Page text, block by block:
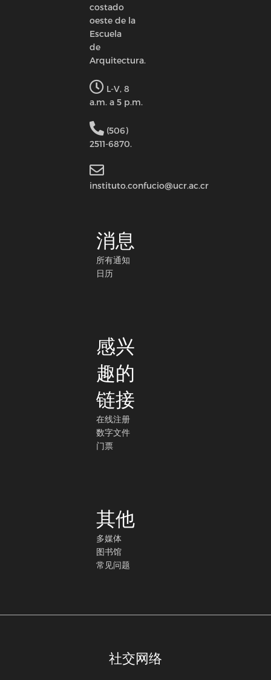
costado
oeste de la
Escuela
de
Arquitectura.
L-V, 8
a.m. a 5 p.m.
(506)
2511-6870.
instituto.confucio@ucr.ac.cr
消息
所有通知
日历
感兴
趣的
链接
在线注册
数字文件
门票
其他
多媒体
图书馆
常见问题
社交网络